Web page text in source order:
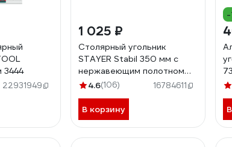
22931949
1 025 ₽
Столярный угольник
STAYER Stabil 350 мм с
нержавеющим полотном
3431-35_z02
4.6(106) 16784611
В корзину
-